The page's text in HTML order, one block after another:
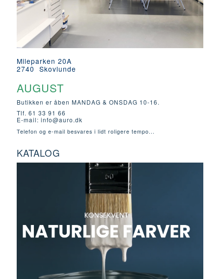
Mileparken 20A
2740 Skovlunde
AUGUST
Butikken er åben MANDAG & ONSDAG 10-16.
Tlf. 61 33 91 66
E-mail: info@auro.dk
Telefon og e-mail besvares i lidt roligere tempo...
KATALOG